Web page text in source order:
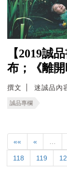
【2019誠
布；《離開
撰文 迷誠品內
誠品專欄
«« «
118 119